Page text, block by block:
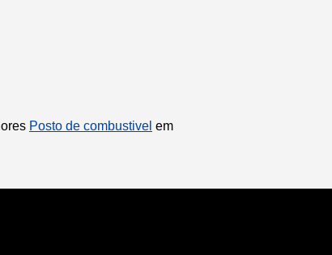
Posto de combustivel em